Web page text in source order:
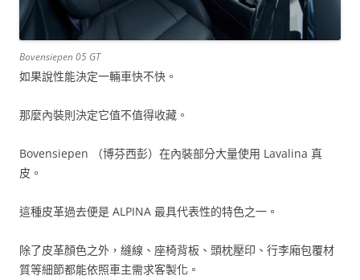
Bovensiepen 05 GT
如果說性能決定一輛車快不快。
那麼內裝則決定它值不值得收藏。
Bovensiepen （博芬西彭）在內裝部分大量使用 Lavalina 真
皮。
這種皮革過去便是 ALPINA 最具代表性的特色之一。
除了皮革顏色之外，縫線、座椅背板、頭枕壓印、行李廂包覆材
質等細節都能依照車主需求客製化。